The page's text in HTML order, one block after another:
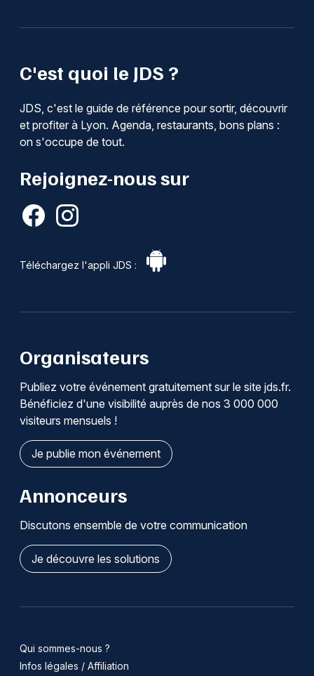
C'est quoi le JDS ?
JDS, c'est le guide de référence pour sortir, découvrir
et profiter à Lyon. Agenda, restaurants, bons plans :
on s'occupe de tout.
Rejoignez-nous sur
Téléchargez l'appli JDS :
Organisateurs
Publiez votre événement gratuitement sur le site jds.fr.
Bénéficiez d'une visibilité auprès de nos 3 000 000
visiteurs mensuels !
Je publie mon événement
Annonceurs
Discutons ensemble de votre communication
Je découvre les solutions
Qui sommes-nous ?
Infos légales / Affiliation